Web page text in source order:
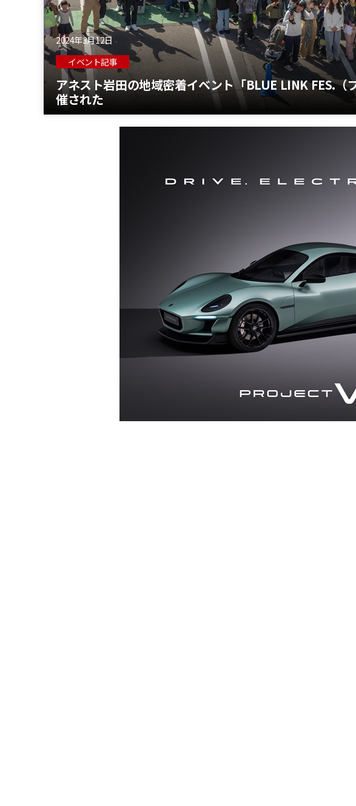
2024年3月12日
イベント記事
アネスト岩田の地域密着イベント「BLUE LINK FES.（
催された